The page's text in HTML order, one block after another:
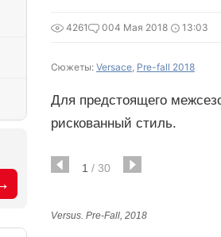
4261 004 Мая 2018 13:03
Сюжеты: Versace, Pre-fall 2018
Для предстоящего
рискованный стиль.
1 / 30
Versus. Pre-Fall, 2018